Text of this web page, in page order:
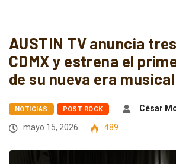
AUSTIN TV anuncia
CDMX y estrena el
de su nueva era musical
NOTICIAS POST ROCK
César
mayo 15, 2026
489